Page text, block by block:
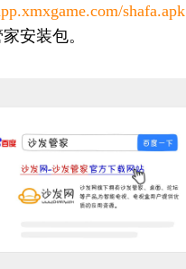
shafa.apk
安装包。